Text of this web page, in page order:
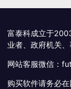
富泰科成立于
业者、政府机关、
网站客服微信：
购买软件请务必